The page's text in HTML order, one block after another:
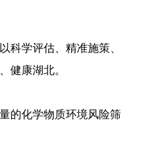
科学评估、精准施策、
健康湖北。
的化学物质环境风险筛